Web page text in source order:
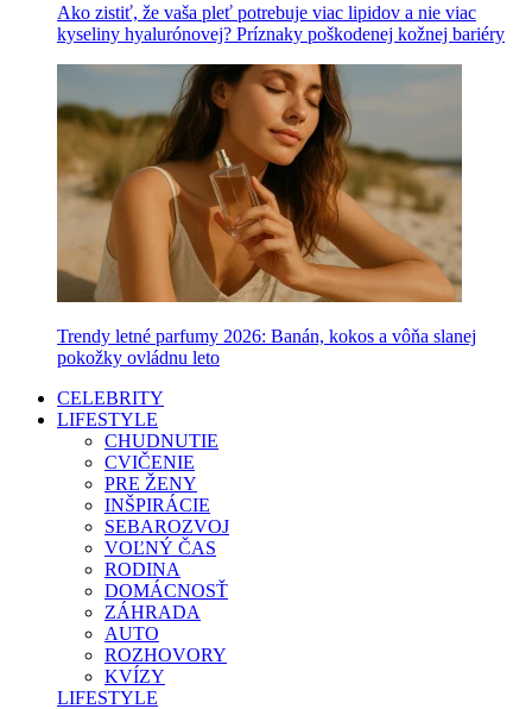
Ako zistiť, že vaša pleť potrebuje viac lipidov a nie viac
kyseliny hyalurónovej? Príznaky poškodenej kožnej bariéry
Trendy letné parfumy 2026: Banán, kokos a vôňa slanej
pokožky ovládnu leto
CELEBRITY
LIFESTYLE
CHUDNUTIE
CVIČENIE
PRE ŽENY
INŠPIRÁCIE
SEBAROZVOJ
VOĽNÝ ČAS
RODINA
DOMÁCNOSŤ
ZÁHRADA
AUTO
ROZHOVORY
KVÍZY
LIFESTYLE